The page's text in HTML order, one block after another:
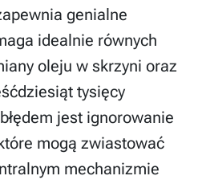
genialne
idealnie równych
oleju w skrzyni oraz
tysięcy
jest ignorowanie
mogą zwiastować
mechanizmie